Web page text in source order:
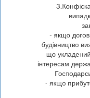
- якщо
будівництво
що
інтересам
- якщо